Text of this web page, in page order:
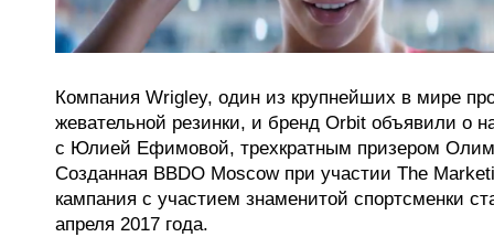
Компания Wrigley, один из крупнейших в мире
жевательной резинки, и бренд Orbit объявили о
с Юлией Ефимовой, трехкратным призером
Созданная BBDO Moscow при участии The
кампания с участием знаменитой спортсменки
апреля 2017 года.